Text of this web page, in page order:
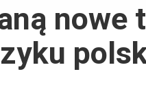
nowe